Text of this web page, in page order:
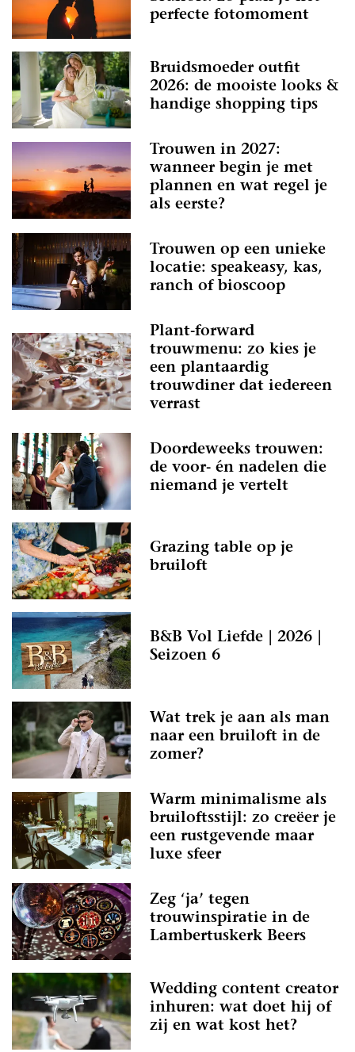
perfecte fotomoment
Bruidsmoeder outfit
2026: de mooiste looks &
handige shopping tips
Trouwen in 2027:
wanneer begin je met
plannen en wat regel je
als eerste?
Trouwen op een unieke
locatie: speakeasy, kas,
ranch of bioscoop
Plant-forward
trouwmenu: zo kies je
een plantaardig
trouwdiner dat iedereen
verrast
Doordeweeks trouwen:
de voor- én nadelen die
niemand je vertelt
Grazing table op je
bruiloft
B&B Vol Liefde | 2026 |
Seizoen 6
Wat trek je aan als man
naar een bruiloft in de
zomer?
Warm minimalisme als
bruiloftsstijl: zo creëer je
een rustgevende maar
luxe sfeer
Zeg ‘ja’ tegen
trouwinspiratie in de
Lambertuskerk Beers
Wedding content creator
inhuren: wat doet hij of
zij en wat kost het?